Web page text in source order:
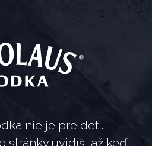
nie je pre deti.